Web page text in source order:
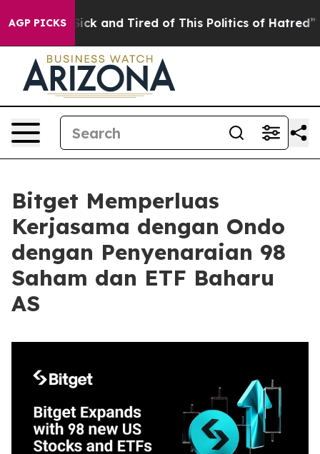
AGP PICKS
Are Sick and Tired of This Politics of Hatred” The
Bitget Memperluas
Kerjasama dengan Ondo
dengan Penyenaraian 98
Saham dan ETF Baharu
AS